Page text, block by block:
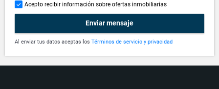
Acepto recibir información sobre ofertas inmobiliarias
Enviar mensaje
Al enviar tus datos aceptas los Términos de servicio y privacidad